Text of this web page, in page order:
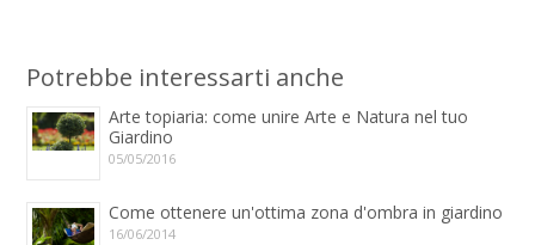
Potrebbe interessarti anche
Arte topiaria: come unire Arte e Natura nel tuo
Giardino
05/05/2016
Come ottenere un'ottima zona d'ombra in giardino
16/06/2014